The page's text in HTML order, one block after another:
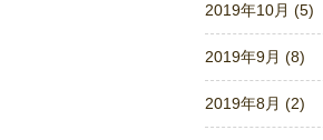
2019年10月 (5)
2019年9月 (8)
2019年8月 (2)